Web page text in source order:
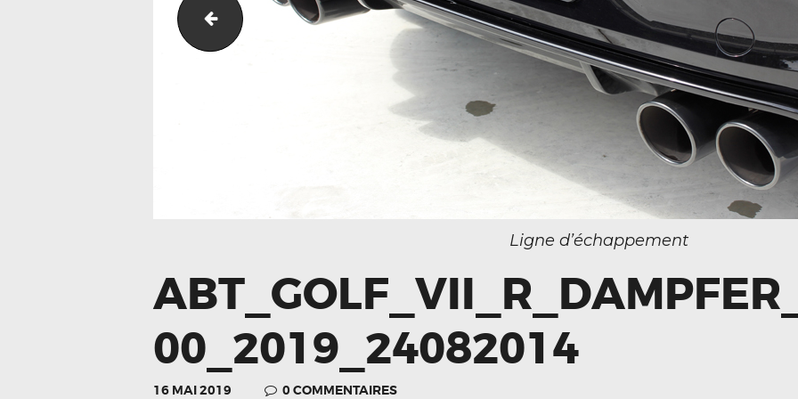
gewindesportfahrwerk__034118400_1700_26042013
Ligne d’échappement
00_2019_24082014
16 MAI 2019 0 COMMENTAIRES